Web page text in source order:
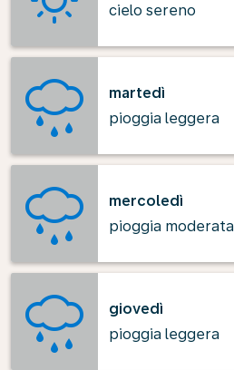
cielo sereno
martedì
pioggia leggera
mercoledì
pioggia moderata
giovedì
pioggia leggera